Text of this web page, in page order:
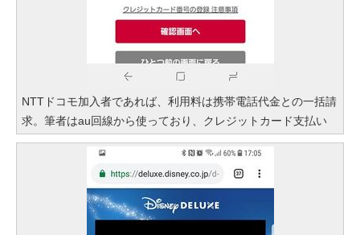
NTTドコモ加入者であれば、利用料は携帯電話代金との一括請
求。筆者はau回線から使っており、クレジットカード支払い